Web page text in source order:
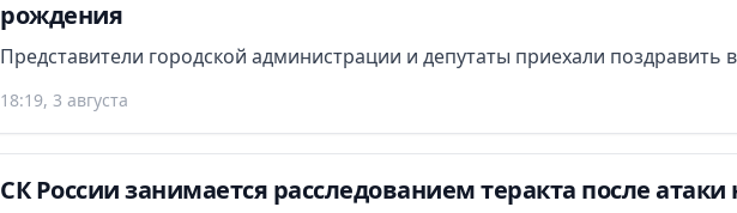
рождения
Представители городской администрации и депутаты приехали поздравить
18:19, 3 августа
СК России занимается расследованием теракта после